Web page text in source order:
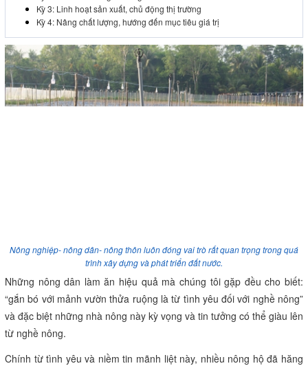
Kỳ 3: Linh hoạt sản xuất, chủ động thị trường
Kỳ 4: Nâng chất lượng, hướng đến mục tiêu giá trị
Nông nghiệp- nông dân- nông thôn luôn đóng vai trò rất quan trọng trong quá
trình xây dựng và phát triển đất nước.
Những nông dân làm ăn hiệu quả mà chúng tôi gặp đều cho biết:
“gắn bó với mảnh vườn thửa ruộng là từ tình yêu đối với nghề nông”
và đặc biệt những nhà nông này kỳ vọng và tin tưởng có thể giàu lên
từ nghề nông.
Chính từ tình yêu và niềm tin mãnh liệt này, nhiều nông hộ đã hăng